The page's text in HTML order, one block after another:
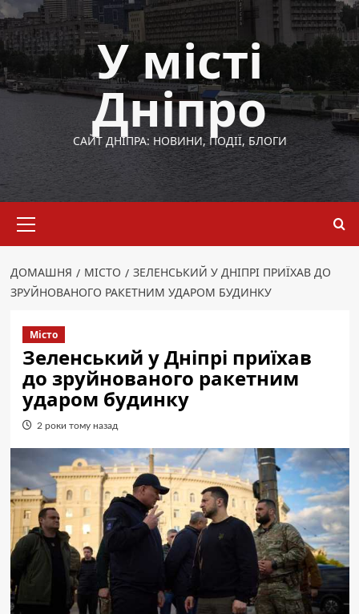
Перейти
до
вмісту
У місті
Дніпро
САЙТ ДНІПРА: НОВИНИ, ПОДІЇ, БЛОГИ
меню
ДОМАШНЯ МІСТО
ЗЕЛЕНСЬКИЙ У ДНІПРІ ПРИЇХАВ ДО
ЗРУЙНОВАНОГО РАКЕТНИМ УДАРОМ БУДИНКУ
Місто
Зеленський у Дніпрі приїхав
до зруйнованого ракетним
ударом будинку
2 роки тому назад